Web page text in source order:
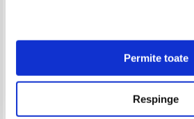
Permite toate
Respinge